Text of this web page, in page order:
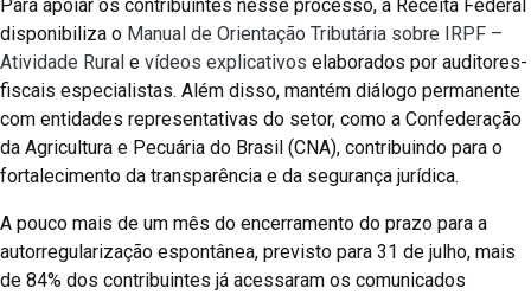
Para apoiar os contribuintes nesse processo, a Receita Federal
disponibiliza o Manual de Orientação Tributária sobre IRPF –
Atividade Rural e vídeos explicativos elaborados por auditores-
fiscais especialistas. Além disso, mantém diálogo permanente
com entidades representativas do setor, como a Confederação
da Agricultura e Pecuária do Brasil (CNA), contribuindo para o
fortalecimento da transparência e da segurança jurídica.
A pouco mais de um mês do encerramento do prazo para a
autorregularização espontânea, previsto para 31 de julho, mais
de 84% dos contribuintes já acessaram os comunicados